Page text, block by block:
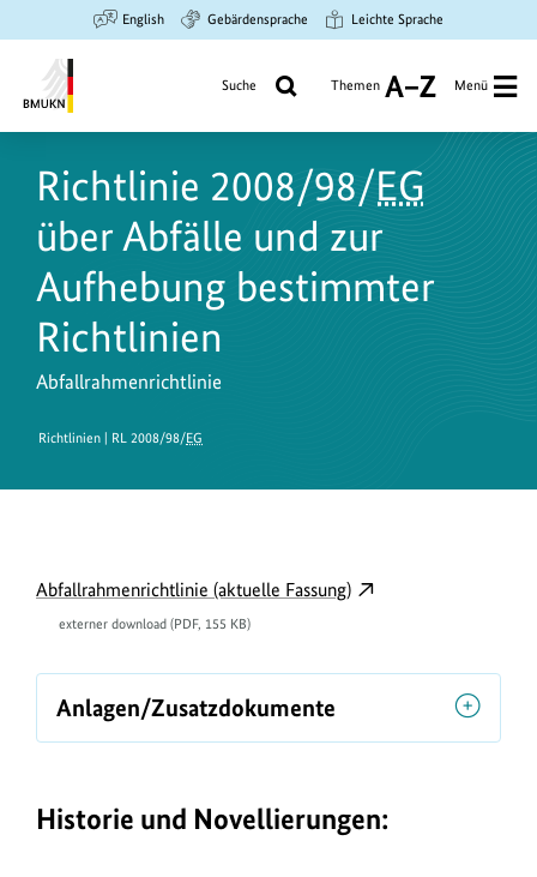
Hauptinhalt
springen
Suche
springen
Hauptnavigation
springen
English Gebärdensprache Leichte Sprache
Umwelt,
Naturschutz
und
nukleare
Sicherheit
Suche Themen
A
Z
Menü
Richtlinie 2008/98/EG
über Abfälle und zur
Aufhebung bestimmter
Richtlinien
Abfallrahmenrichtlinie
Richtlinien | RL 2008/98/EG
D
n
d
Abfallrahmenrichtlinie (aktuelle Fassung)externer
in
Fassung)
externer download (PDF, 155 KB)
Anlagen/Zusatzdokumente
Historie und Novellierungen: